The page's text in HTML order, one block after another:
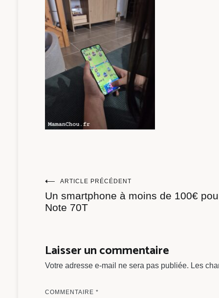
Navigation
de
l’article
ARTICLE PRÉCÉDENT
Un smartphone à moins de 100€
Note 70T
Laisser un commentaire
Votre adresse e-mail ne sera pas publiée. Les
COMMENTAIRE *